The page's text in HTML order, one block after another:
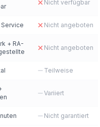
Nicht verfügbar
Nicht angeboten
+ RA-
Nicht angeboten
Teilweise
Variiert
Nicht garantiert